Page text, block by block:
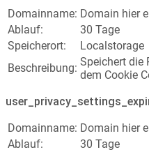
Domainname: Domain hier
Ablauf:
30 Tage
Speicherort:
Localstorage
Beschreibung: Speichert die
dem Cookie
Domainname: Domain hier
Ablauf:
30 Tage